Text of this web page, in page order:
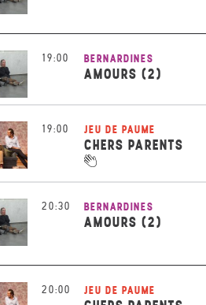
19:00 BERNARDINES
AMOURS (2)
19:00 JEU DE PAUME
CHERS PARENTS
20:30 BERNARDINES
AMOURS (2)
20:00 JEU DE PAUME